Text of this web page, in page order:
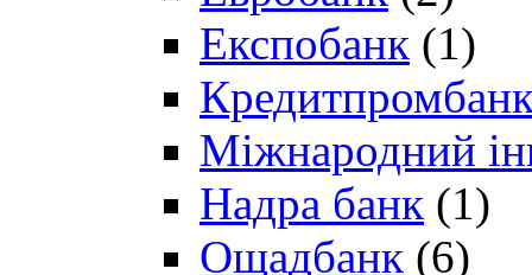
Експобанк (1)
Міжнародний
Надра банк (1)
Ощадбанк (6)